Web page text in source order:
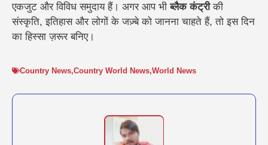
एकजुट और विविध समुदाय हैं। अगर आप भीब्लैक कंट्रीकी
संस्कृति, इतिहास और लोगों के जज़्बे को जानना चाहते हैं, तो इस दिन
का हिस्सा ज़रूर बनिए।
Country News,Country World News,World News